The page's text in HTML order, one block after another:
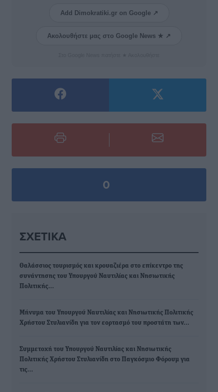
Add Dimokratiki.gr on Google ↗
Ακολουθήστε μας στο Google News ★ ↗
0
ΣΧΕΤΙΚΆ
Θαλάσσιος τουρισμός και κρουαζιέρα στο επίκεντρο της
συνάντησης του Υπουργού Ναυτιλίας και Νησιωτικής
Πολιτικής…
Μήνυμα του Υπουργού Ναυτιλίας και Νησιωτικής Πολιτικής
Χρήστου Στυλιανίδη για τον εορτασμό του προστάτη των…
Συμμετοχή του Υπουργού Ναυτιλίας και Νησιωτικής
Πολιτικής Χρήστου Στυλιανίδη στο Παγκόσμιο Φόρουμ για
τις…